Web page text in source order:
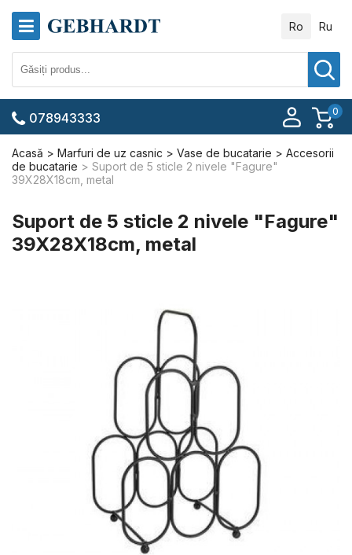
Ro Ru
0
078943333
Acasă Marfuri de uz casnic Vase de bucatarie
Accesorii
de bucatarie
Suport de 5 sticle 2 nivele "Fagure"
39X28X18cm, metal
Suport de 5 sticle 2 nivele "Fagure"
39X28X18cm, metal